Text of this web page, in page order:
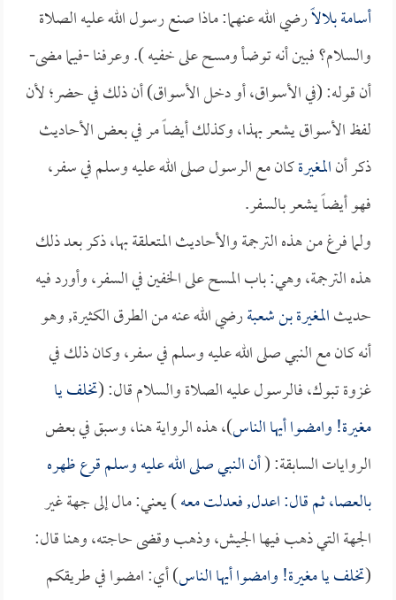
أسامةبلالاًرضي الله عنهما: ماذا صنع رسول الله عليه الصلاة
والسلام؟ فبين أنه توضأ ومسح على خفيه ). وعرفنا -فيما مضى-
أن قوله: (في الأسواق، أو دخل الأسواق) أن ذلك في حضر؛ لأن
لفظ الأسواق يشعر بهذا، وكذلك أيضاً مر في بعض الأحاديث
ذكر أنالمغيرةكان مع الرسول صلى الله عليه وسلم في سفر،
فهو أيضاً يشعر بالسفر.
ولما فرغ من هذه الترجمة والأحاديث المتعلقة بها، ذكر بعد ذلك
هذه الترجمة، وهي: باب المسح على الخفين في السفر، وأورد فيه
حديثالمغيرة بن شعبةرضي الله عنه من الطرق الكثيرة, وهو
أنه كان مع النبي صلى الله عليه وسلم في سفر، وكان ذلك في
غزوة تبوك، فالرسول عليه الصلاة والسلام قال: (تخلف يا
مغيرة! وامضوا أيها الناس)، هذه الرواية هنا، وسبق في بعض
الروايات السابقة: (أن النبي صلى الله عليه وسلم قرع ظهره
بالعصا، ثم قال: اعدل, فعدلت معه) يعني: مال إلى جهة غير
الجهة التي ذهب فيها الجيش، وذهب وقضى حاجته، وهنا قال:
(تخلف يامغيرة! وامضوا أيها الناس) أي: امضوا في طريقكم